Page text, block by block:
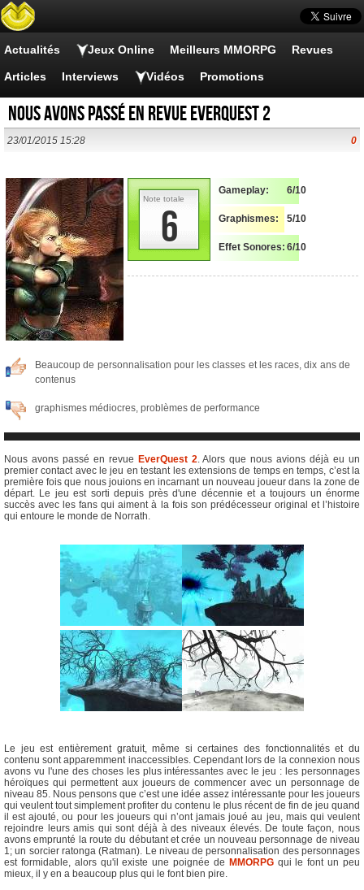
Actualités Jeux Online Meilleurs MMORPG Revues
Articles Interviews Vidéos Promotions
Nous avons passé en revue EverQuest 2
23/01/2015 15:28 0
6
Note totale
Gameplay: 6/10
Graphismes: 5/10
Effet Sonores: 6/10
Beaucoup de personnalisation pour les classes et les races, dix ans de
contenus
graphismes médiocres, problèmes de performance
Nous avons passé en revue EverQuest 2. Alors que nous avions déjà eu un
premier contact avec le jeu en testant les extensions de temps en temps, c’est la
première fois que nous jouions en incarnant un nouveau joueur dans la zone de
départ. Le jeu est sorti depuis près d'une décennie et a toujours un énorme
succès avec les fans qui aiment à la fois son prédécesseur original et l’histoire
qui entoure le monde de Norrath.
Le jeu est entièrement gratuit, même si certaines des fonctionnalités et du
contenu sont apparemment inaccessibles. Cependant lors de la connexion nous
avons vu l'une des choses les plus intéressantes avec le jeu : les personnages
héroïques qui permettent aux joueurs de commencer avec un personnage de
niveau 85. Nous pensons que c’est une idée assez intéressante pour les joueurs
qui veulent tout simplement profiter du contenu le plus récent de fin de jeu quand
il est ajouté, ou pour les joueurs qui n’ont jamais joué au jeu, mais qui veulent
rejoindre leurs amis qui sont déjà à des niveaux élevés. De toute façon, nous
avons emprunté la route du débutant et crée un nouveau personnage de niveau
1; un sorcier ratonga (Ratman). Le niveau de personnalisation des personnages
est formidable, alors qu'il existe une poignée de MMORPGqui le font un peu
mieux, il y en a beaucoup plus qui le font bien pire.